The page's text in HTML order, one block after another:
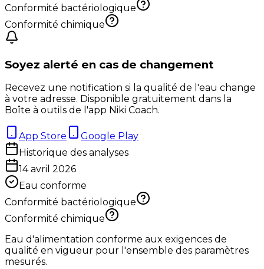
Conformité bactériologique
Conformité chimique
Soyez alerté en cas de changement
Recevez une notification si la qualité de l'eau change
à votre adresse. Disponible gratuitement dans la
Boîte à outils de l'app Niki Coach.
App Store
Google Play
Historique des analyses
14 avril 2026
Eau conforme
Conformité bactériologique
Conformité chimique
Eau d'alimentation conforme aux exigences de
qualité en vigueur pour l'ensemble des paramètres
mesurés.